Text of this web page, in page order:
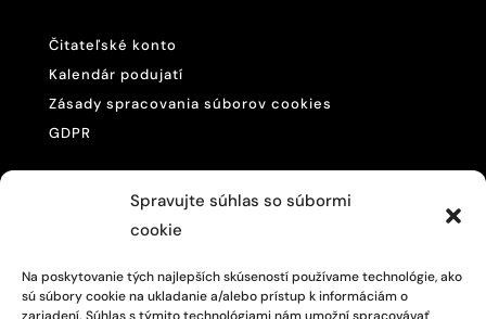
Spravujte súhlas so súbormi
cookie
Na poskytovanie tých najlepších skúseností používame technológie, ako
sú súbory cookie na ukladanie a/alebo prístup k informáciám o
Čitateľské konto
Kalendár podujatí
Zásady spracovania súborov cookies
GDPR
KONTAKTUJE NÁS
 M. R. Štefánika 875/200,